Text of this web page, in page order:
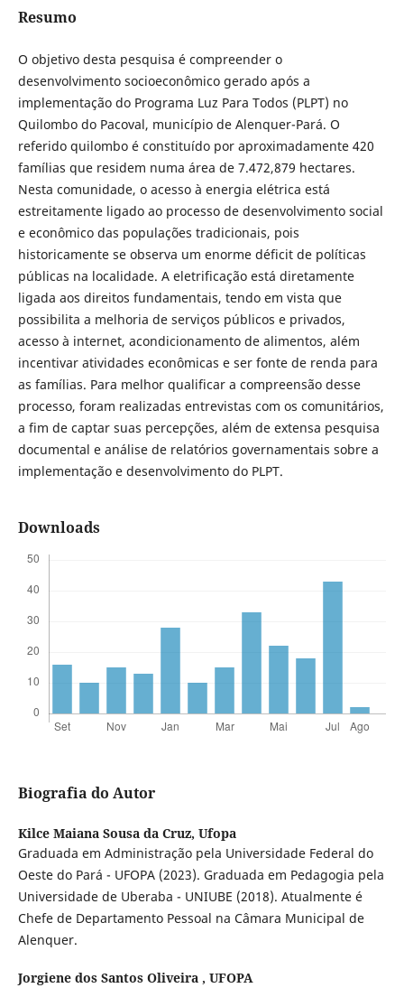
Resumo
O objetivo desta pesquisa é compreender o
desenvolvimento socioeconômico gerado após a
implementação do Programa Luz Para Todos (PLPT) no
Quilombo do Pacoval, município de Alenquer-Pará. O
referido quilombo é constituído por aproximadamente 420
famílias que residem numa área de 7.472,879 hectares.
Nesta comunidade, o acesso à energia elétrica está
estreitamente ligado ao processo de desenvolvimento social
e econômico das populações tradicionais, pois
historicamente se observa um enorme déficit de políticas
públicas na localidade. A eletrificação está diretamente
ligada aos direitos fundamentais, tendo em vista que
possibilita a melhoria de serviços públicos e privados,
acesso à internet, acondicionamento de alimentos, além
incentivar atividades econômicas e ser fonte de renda para
as famílias. Para melhor qualificar a compreensão desse
processo, foram realizadas entrevistas com os comunitários,
a fim de captar suas percepções, além de extensa pesquisa
documental e análise de relatórios governamentais sobre a
implementação e desenvolvimento do PLPT.
Downloads
Biografia do Autor
Kilce Maiana Sousa da Cruz, Ufopa
Graduada em Administração pela Universidade Federal do
Oeste do Pará - UFOPA (2023). Graduada em Pedagogia pela
Universidade de Uberaba - UNIUBE (2018). Atualmente é
Chefe de Departamento Pessoal na Câmara Municipal de
Alenquer.
Jorgiene dos Santos Oliveira , UFOPA